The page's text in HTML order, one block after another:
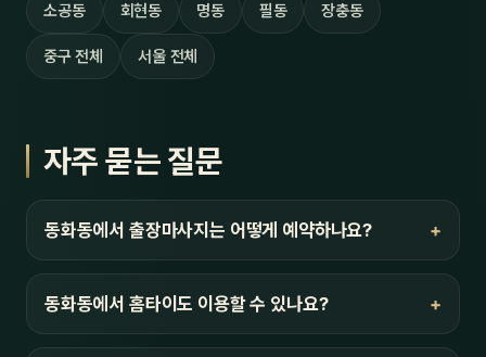
소공동 회현동 명동 필동 장충동
중구 전체 서울 전체
자주 묻는 질문
동화동에서 출장마사지는 어떻게 예약하나요?
동화동에서 홈타이도 이용할 수 있나요?